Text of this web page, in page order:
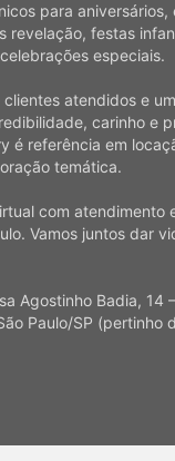
para aniversários,
revelação, festas
especiais.
atendidos e
carinho e
é referência em
temática.
com atendimento
Vamos juntos dar
Agostinho Badia, 14
Paulo/SP (pertinho